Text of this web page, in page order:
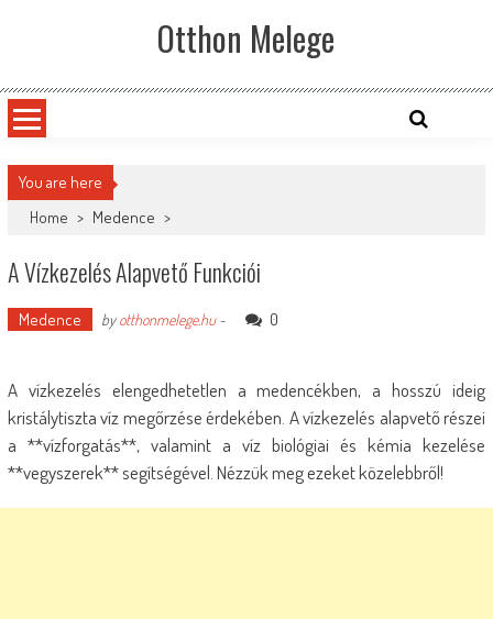
Otthon Melege
You are here
Home > Medence >
A Vízkezelés Alapvető Funkciói
Medence byotthonmelege.hu- 0
A vízkezelés elengedhetetlen a medencékben, a hosszú ideig
kristálytiszta víz megőrzése érdekében. A vízkezelés alapvető részei
a **vízforgatás**, valamint a víz biológiai és kémia kezelése
**vegyszerek** segítségével. Nézzük meg ezeket közelebbről!